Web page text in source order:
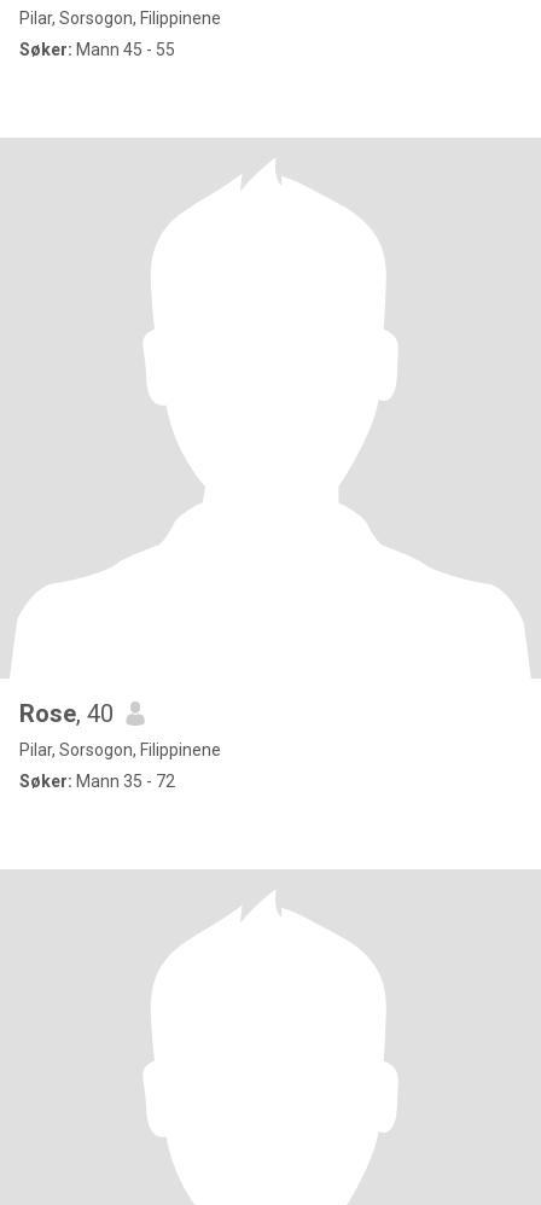
Pilar, Sorsogon, Filippinene
Søker: Mann 45 - 55
Rose, 40
Pilar, Sorsogon, Filippinene
Søker: Mann 35 - 72